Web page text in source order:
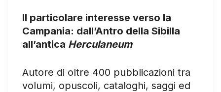
Il particolare interesse verso la
Campania: dall’Antro della Sibilla
all’antica Herculaneum
Autore di oltre 400 pubblicazioni tra
volumi, opuscoli, cataloghi, saggi ed